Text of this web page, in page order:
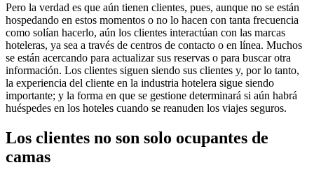
Pero la verdad es que aún tienen clientes, pues, aunque no se están
hospedando en estos momentos o no lo hacen con tanta frecuencia
como solían hacerlo, aún los clientes interactúan con las marcas
hoteleras, ya sea a través de centros de contacto o en línea. Muchos
se están acercando para actualizar sus reservas o para buscar otra
información. Los clientes siguen siendo sus clientes y, por lo tanto,
la experiencia del cliente en la industria hotelera sigue siendo
importante; y la forma en que se gestione determinará si aún habrá
huéspedes en los hoteles cuando se reanuden los viajes seguros.
Los clientes no son solo ocupantes de
camas